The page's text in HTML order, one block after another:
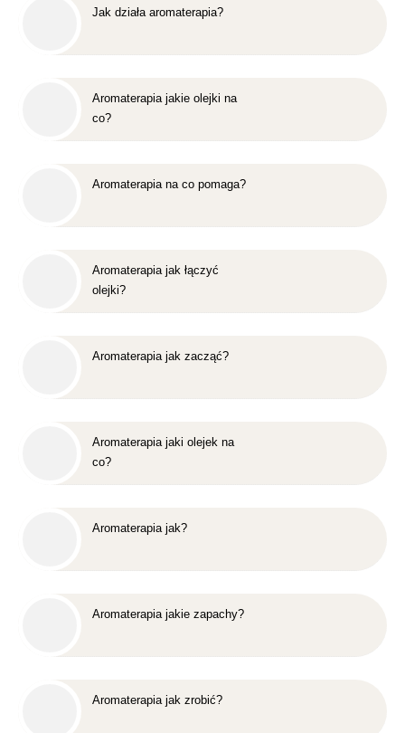
Jak działa aromaterapia?
Aromaterapia jakie olejki na
co?
Aromaterapia na co pomaga?
Aromaterapia jak łączyć
olejki?
Aromaterapia jak zacząć?
Aromaterapia jaki olejek na
co?
Aromaterapia jak?
Aromaterapia jakie zapachy?
Aromaterapia jak zrobić?